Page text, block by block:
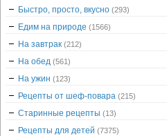
Быстро, просто, вкусно (293)
Едим на природе (1566)
На завтрак (212)
На обед (561)
На ужин (123)
Рецепты от шеф-повара (215)
Старинные рецепты (13)
Рецепты для детей (7375)